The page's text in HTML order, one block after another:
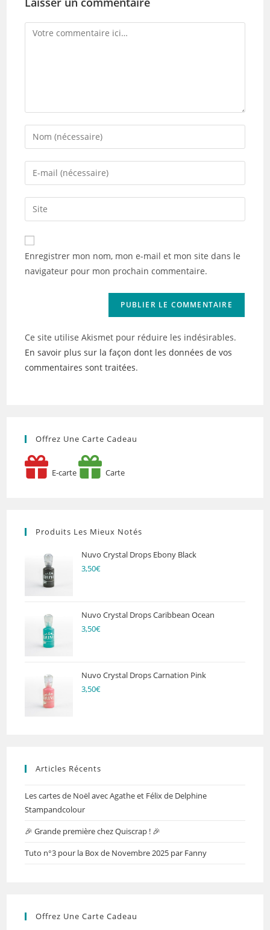
Comment
Enter
your
name
comment
Enter
your
email
address
comment
Saisir
l’URL
de
votre
(facultatif)
Enregistrer mon nom, mon e-mail et mon site dans le
navigateur pour mon prochain commentaire.
Ce site utilise Akismet pour réduire les indésirables.
En savoir plus sur la façon dont les données de vos
commentaires sont traitées.
Offrez Une Carte Cadeau
E-carte Carte
Produits Les Mieux Notés
Nuvo Crystal Drops Ebony Black
3,50€
Nuvo Crystal Drops Caribbean Ocean
3,50€
Nuvo Crystal Drops Carnation Pink
3,50€
Articles Récents
Les cartes de Noël avec Agathe et Félix de Delphine
Stampandcolour
🎉 Grande première chez Quiscrap ! 🎉
Tuto n°3 pour la Box de Novembre 2025 par Fanny
Offrez Une Carte Cadeau